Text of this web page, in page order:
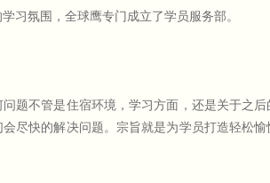
习氛围，全球鹰专门成立了学员服务部。
题不管是住宿环境，学习方面，还是关于之
尽快的解决问题。宗旨就是为学员打造轻松